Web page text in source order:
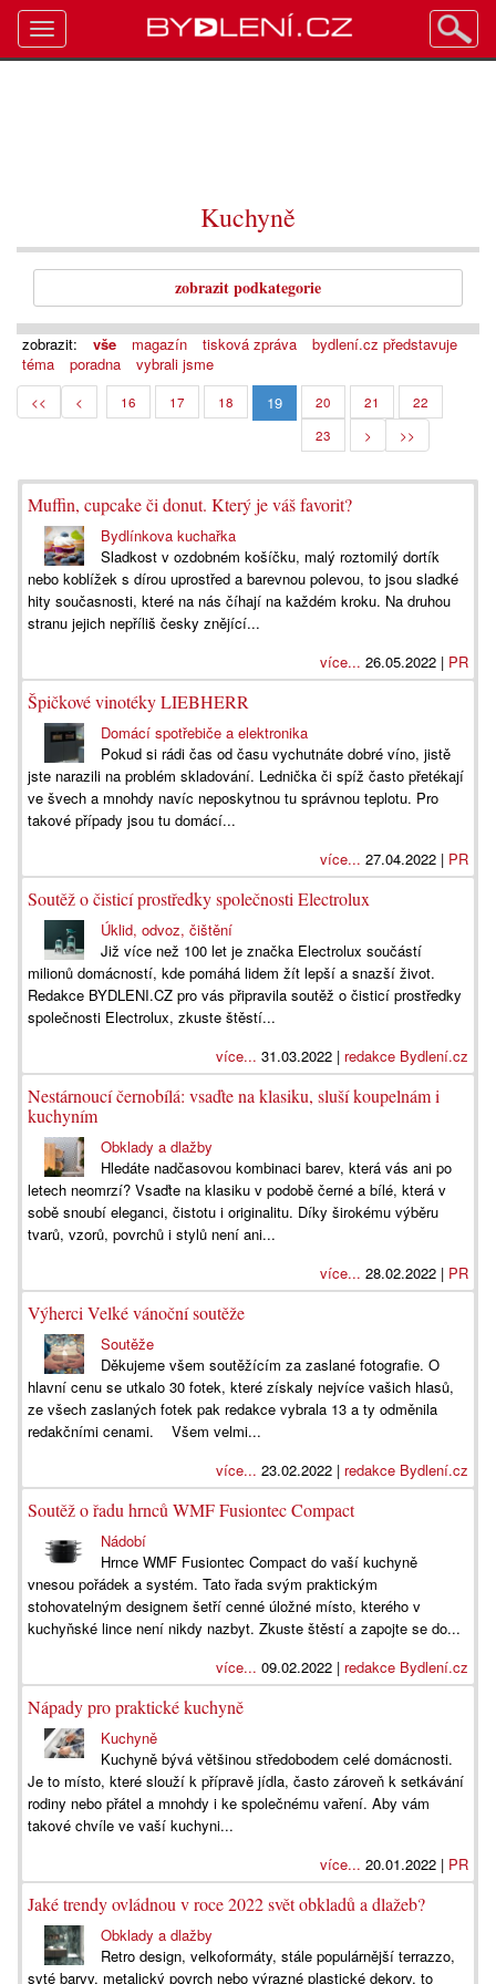
Kuchyně
zobrazit podkategorie
zobrazit: vše magazín tisková zpráva
bydlení.cz představuje
téma
poradna vybrali jsme
<< < 16 17 18 19 20 21
22
23
> >>
Muffin, cupcake či donut. Který je váš favorit?
Bydlínkova kuchařka
Sladkost v ozdobném košíčku, malý roztomilý dortík
nebo koblížek s dírou uprostřed a barevnou polevou, to jsou sladké
hity současnosti, které na nás číhají na každém kroku. Na druhou
stranu jejich nepříliš česky znějící...
více... 26.05.2022 | PR
Špičkové vinotéky LIEBHERR
Domácí spotřebiče a elektronika
Pokud si rádi čas od času vychutnáte dobré víno, jistě
jste narazili na problém skladování. Lednička či spíž často přetékají
ve švech a mnohdy navíc neposkytnou tu správnou teplotu. Pro
takové případy jsou tu domácí...
více... 27.04.2022 | PR
Soutěž o čisticí prostředky společnosti Electrolux
Úklid, odvoz, čištění
Již více než 100 let je značka Electrolux součástí
milionů domácností, kde pomáhá lidem žít lepší a snazší život.
Redakce BYDLENI.CZ pro vás připravila soutěž o čisticí prostředky
společnosti Electrolux, zkuste štěstí...
více... 31.03.2022 | redakce Bydlení.cz
Nestárnoucí černobílá: vsaďte na klasiku, sluší koupelnám i
kuchyním
Obklady a dlažby
Hledáte nadčasovou kombinaci barev, která vás ani po
letech neomrzí? Vsaďte na klasiku v podobě černé a bílé, která v
sobě snoubí eleganci, čistotu i originalitu. Díky širokému výběru
tvarů, vzorů, povrchů i stylů není ani...
více... 28.02.2022 | PR
Výherci Velké vánoční soutěže
Soutěže
Děkujeme všem soutěžícím za zaslané fotografie. O
hlavní cenu se utkalo 30 fotek, které získaly nejvíce vašich hlasů,
ze všech zaslaných fotek pak redakce vybrala 13 a ty odměnila
redakčními cenami. Všem velmi...
více... 23.02.2022 | redakce Bydlení.cz
Soutěž o řadu hrnců WMF Fusiontec Compact
Nádobí
Hrnce WMF Fusiontec Compact do vaší kuchyně
vnesou pořádek a systém. Tato řada svým praktickým
stohovatelným designem šetří cenné úložné místo, kterého v
kuchyňské lince není nikdy nazbyt. Zkuste štěstí a zapojte se do...
více... 09.02.2022 | redakce Bydlení.cz
Nápady pro praktické kuchyně
Kuchyně
Kuchyně bývá většinou středobodem celé domácnosti.
Je to místo, které slouží k přípravě jídla, často zároveň k setkávání
rodiny nebo přátel a mnohdy i ke společnému vaření. Aby vám
takové chvíle ve vaší kuchyni...
více... 20.01.2022 | PR
Jaké trendy ovládnou v roce 2022 svět obkladů a dlažeb?
Obklady a dlažby
Retro design, velkoformáty, stále populárnější terrazzo,
syté barvy, metalický povrch nebo výrazné plastické dekory, to
Toggle
navigation